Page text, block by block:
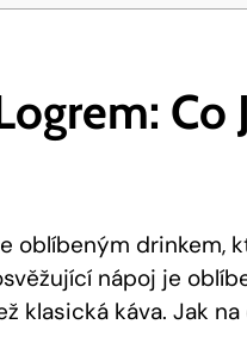
Co
oblíbeným drinkem,
nápoj je
klasická káva. Jak